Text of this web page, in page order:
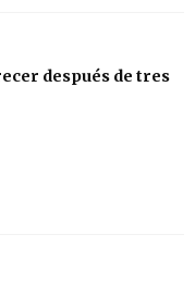
después de tres